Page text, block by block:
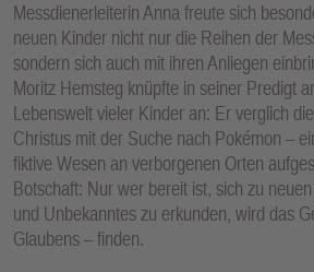
Messdienerleiterin Anna freute sich
neuen Kinder nicht nur die Reihen der
sondern sich auch mit ihren Anliegen
Moritz Hemsteg knüpfte in seiner Predigt
Lebenswelt vieler Kinder an: Er verglich
Christus mit der Suche nach Pokémon –
fiktive Wesen an verborgenen Orten
Botschaft: Nur wer bereit ist, sich zu
und Unbekanntes zu erkunden, wird das
Glaubens – finden.